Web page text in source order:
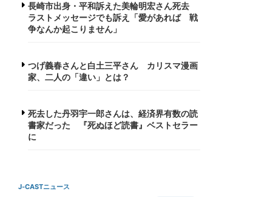
長崎市出身・平和訴えた美輪明宏さん死去
ラストメッセージでも訴え「愛があれば 戦
争なんか起こりません」
つげ義春さんと白土三平さん カリスマ漫画
家、二人の「違い」とは？
死去した丹羽宇一郎さんは、経済界有数の読
書家だった 『死ぬほど読書』ベストセラー
に
J-CASTニュース